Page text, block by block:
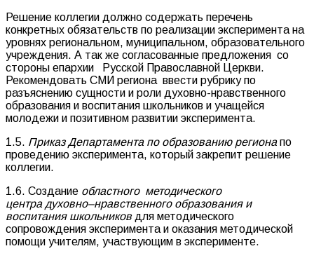
Решение коллегии должно содержать перечень
конкретных обязательств по реализации эксперимента на
уровнях региональном, муниципальном, образовательного
учреждения. А так же согласованные предложения со
стороны епархии Русской Православной Церкви.
Рекомендовать СМИ региона ввести рубрику по
разъяснению сущности и роли духовно-нравственного
образования и воспитания школьников и учащейся
молодежи и позитивном развитии эксперимента.
1.5. Приказ Департамента по образованию регионапо
проведению эксперимента, который закрепит решение
коллегии.
1.6. Создание областного методического
центра духовно–нравственного образования и
воспитания школьниковдля методического
сопровождения эксперимента и оказания методической
помощи учителям, участвующим в эксперименте.